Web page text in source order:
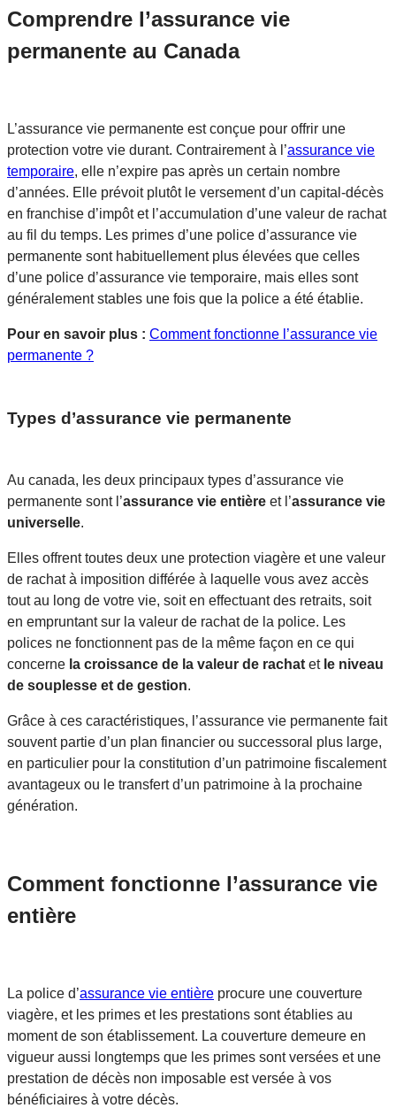
Comprendre l’assurance vie
permanente au Canada
L’assurance vie permanente est conçue pour offrir une
protection votre vie durant. Contrairement à l’assurance vie
temporaire, elle n’expire pas après un certain nombre
d’années. Elle prévoit plutôt le versement d’un capital-décès
en franchise d’impôt et l’accumulation d’une valeur de rachat
au fil du temps. Les primes d’une police d’assurance vie
permanente sont habituellement plus élevées que celles
d’une police d’assurance vie temporaire, mais elles sont
généralement stables une fois que la police a été établie.
Pour en savoir plus : Comment fonctionne l’assurance vie
permanente ?
Types d’assurance vie permanente
Au canada, les deux principaux types d’assurance vie
permanente sont l’assurance vie entière et l’assurance vie
universelle.
Elles offrent toutes deux une protection viagère et une valeur
de rachat à imposition différée à laquelle vous avez accès
tout au long de votre vie, soit en effectuant des retraits, soit
en empruntant sur la valeur de rachat de la police. Les
polices ne fonctionnent pas de la même façon en ce qui
concerne la croissance de la valeur de rachat et le niveau
de souplesse et de gestion.
Grâce à ces caractéristiques, l’assurance vie permanente fait
souvent partie d’un plan financier ou successoral plus large,
en particulier pour la constitution d’un patrimoine fiscalement
avantageux ou le transfert d’un patrimoine à la prochaine
génération.
Comment fonctionne l’assurance vie
entière
La police d’assurance vie entière procure une couverture
viagère, et les primes et les prestations sont établies au
moment de son établissement. La couverture demeure en
vigueur aussi longtemps que les primes sont versées et une
prestation de décès non imposable est versée à vos
bénéficiaires à votre décès.